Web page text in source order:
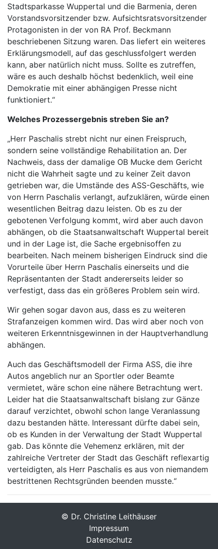
Stadtsparkasse Wuppertal und die Barmenia, deren
Vorstandsvorsitzender bzw. Aufsichtsratsvorsitzender
Protagonisten in der von RA Prof. Beckmann
beschriebenen Sitzung waren. Das liefert ein weiteres
Erklärungsmodell, auf das geschlussfolgert werden
kann, aber natürlich nicht muss. Sollte es zutreffen,
wäre es auch deshalb höchst bedenklich, weil eine
Demokratie mit einer abhängigen Presse nicht
funktioniert.“
Welches Prozessergebnis streben Sie an?
„Herr Paschalis strebt nicht nur einen Freispruch,
sondern seine vollständige Rehabilitation an. Der
Nachweis, dass der damalige OB Mucke dem Gericht
nicht die Wahrheit sagte und zu keiner Zeit davon
getrieben war, die Umstände des ASS-Geschäfts, wie
von Herrn Paschalis verlangt, aufzuklären, würde einen
wesentlichen Beitrag dazu leisten. Ob es zu der
gebotenen Verfolgung kommt, wird aber auch davon
abhängen, ob die Staatsanwaltschaft Wuppertal bereit
und in der Lage ist, die Sache ergebnisoffen zu
bearbeiten. Nach meinem bisherigen Eindruck sind die
Vorurteile über Herrn Paschalis einerseits und die
Repräsentanten der Stadt andererseits leider so
verfestigt, dass das ein größeres Problem sein wird.
Wir gehen sogar davon aus, dass es zu weiteren
Strafanzeigen kommen wird. Das wird aber noch von
weiteren Erkenntnisgewinnen in der Hauptverhandlung
abhängen.
Auch das Geschäftsmodell der Firma ASS, die ihre
Autos angeblich nur an Sportler oder Beamte
vermietet, wäre schon eine nähere Betrachtung wert.
Leider hat die Staatsanwaltschaft bislang zur Gänze
darauf verzichtet, obwohl schon lange Veranlassung
dazu bestanden hätte. Interessant dürfte dabei sein,
ob es Kunden in der Verwaltung der Stadt Wuppertal
gab. Das könnte die Vehemenz erklären, mit der
zahlreiche Vertreter der Stadt das Geschäft reflexartig
verteidigten, als Herr Paschalis es aus von niemandem
bestrittenen Rechtsgründen beenden musste.“
© Dr. Christine Leithäuser
Impressum
Datenschutz